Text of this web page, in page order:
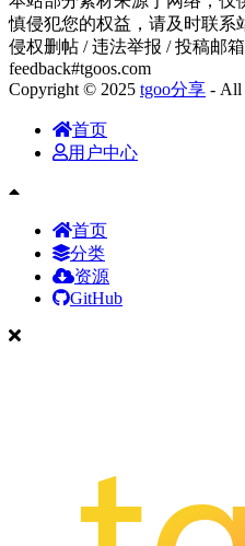
慎侵犯您的权益，请及时联系
侵权删帖 / 违法举报 / 投稿邮
feedback#tgoos.com
Copyright © 2025 tgoo分享 - All
首页
用户中心
首页
分类
资源
GitHub